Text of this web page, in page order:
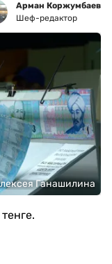
Арман Коржумбаев
Шеф-редактор
Ганашилина